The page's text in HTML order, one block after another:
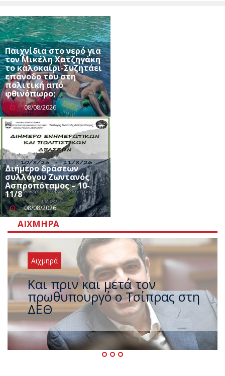
Παιχνίδια στο νερό για
τον Μικέλη Χατζηγάκη
το καλοκαίρι-Συζητάει
επάνοδο του στη
πολιτική από
φθινόπωρο;
08/08/2026
Διήμερο δράσεων
συλλόγου Ζωντανός
Ασπροπόταμος – 10-
11/8
08/08/2026
ΑΙΧΜΗΡΆ
Αιχμηρά
Έρχεται νέο ισχυρό κύμα
ζέστης με 40 βαθμούς Κελσίου
– Ο καιρός έως τον
Δεκαπενταύγουστο